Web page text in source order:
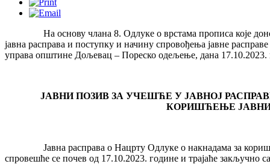
На основу члана 8. Одлуке о врстама прописа које
јавна расправа и поступку и начину спровођења јавне
управа општине Дољевац – Пореско одељење, дана 17.10.2023.
ЈАВНИ ПОЗИВ ЗА УЧЕШЋЕ У ЈАВНОЈ
КОРИШЋЕЊЕ
Јавна расправа о Нацрту Одлуке о накнадама за
спровешће се почев од 17.10.2023. године и трајаће закључно